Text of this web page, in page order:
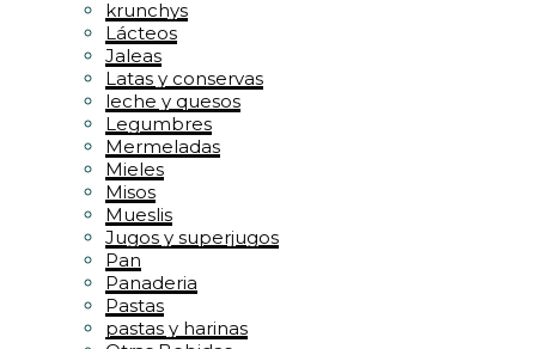
krunchys
Lácteos
Jaleas
Latas y conservas
leche y quesos
Legumbres
Mermeladas
Mieles
Misos
Mueslis
Jugos y superjugos
Pan
Panaderia
Pastas
pastas y harinas